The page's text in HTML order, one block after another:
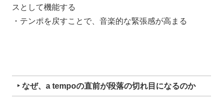
スとして機能する
・テンポを戻すことで、音楽的な緊張感が高まる
‣ なぜ、a tempoの直前が段落の切れ目になるのか